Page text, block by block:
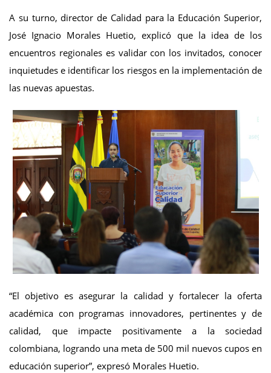
A su turno, director de Calidad para la Educación Superior,
José Ignacio Morales Huetio, explicó que la idea de los
encuentros regionales es validar con los invitados, conocer
inquietudes e identificar los riesgos en la implementación de
las nuevas apuestas.
“El objetivo es asegurar la calidad y fortalecer la oferta
académica con programas innovadores, pertinentes y de
calidad, que impacte positivamente a la sociedad
colombiana, logrando una meta de 500 mil nuevos cupos en
educación superior”, expresó Morales Huetio.